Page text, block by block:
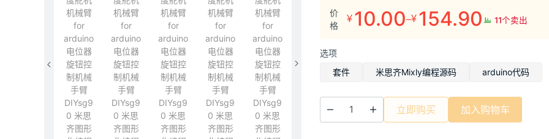
价
格
¥ 10.00–¥ 154.90
价
范
围：
至
¥154.90
11个卖出
选项
套件
米思齐Mixly编程源码 arduino代码
立即购买 加入购物车